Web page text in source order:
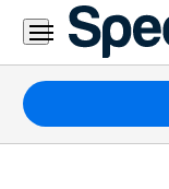
Residencial
Business
Paquetes
Internet